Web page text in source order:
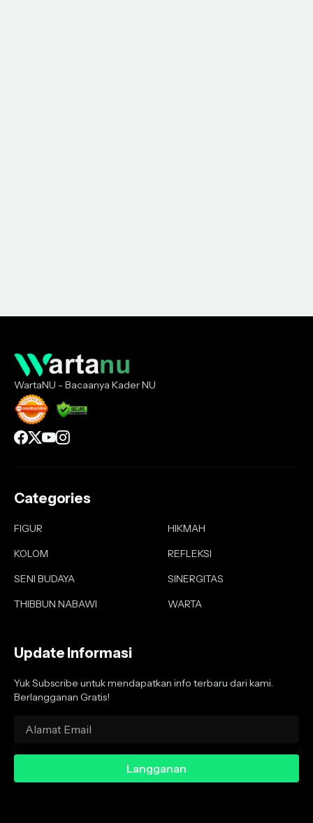
WartaNU - Bacaanya Kader NU
Categories
FIGUR
HIKMAH
KOLOM
REFLEKSI
SENI BUDAYA
SINERGITAS
THIBBUN NABAWI
WARTA
Update Informasi
Yuk Subscribe untuk mendapatkan info terbaru dari kami.
Berlangganan Gratis!